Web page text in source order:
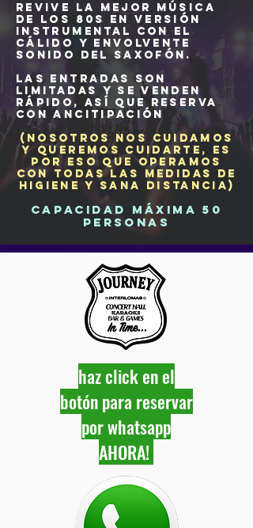
REVIVE LA MEJOR MÚSICA
DE LOS 80S EN VERSIÓN
INSTRUMENTAL CON EL
CÁLIDO Y ENVOLVENTE
SONIDO DEL SAXOFÓN.
Las entradas son
limitadas y se venden
rápido, así que RESERVA
CON ANCITIPACIÓN
(NOSOTROS NOS CUIDAMOS
Y QUEREMOS CUIDARTE, ES
POR ESO QUE OPERAMOS
CON TODAS LAS MEDIDAS DE
HIGIENE Y SANA DISTANCIA)
CAPACIDAD MÁXIMA 50
PERSONAS
haz click en el
botón para reservar
por whatsapp
AHORA!